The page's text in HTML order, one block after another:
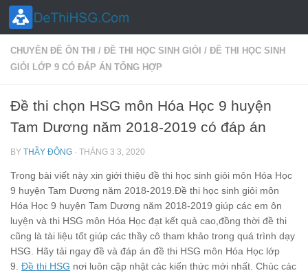
Skip to content
CHUYÊN ĐỀ ÔN THI / ĐỀ THI HỌC SINH GIỎI / ĐỀ THI HỌC SINH
GIỎI LỚP 9 CÓ ĐÁP ÁN TỔNG HỢP
Đề thi chọn HSG môn Hóa Học 9 huyện
Tam Dương năm 2018-2019 có đáp án
BY THẦY ĐÔNG · THÁNG 3 3, 2020
Trong bài viết này xin giới thiệu đề thi học sinh giỏi môn Hóa Học
9 huyện Tam Dương năm 2018-2019.Đề thi học sinh giỏi môn
Hóa Học 9 huyện Tam Dương năm 2018-2019 giúp các em ôn
luyện và thi HSG môn Hóa Học đạt kết quả cao,đồng thời đề thi
cũng là tài liệu tốt giúp các thầy cô tham khảo trong quá trình dạy
HSG. Hãy tải ngay đề và đáp án đề thi HSG môn Hóa Học lớp
9. Đề thi HSG nơi luôn cập nhật các kiến thức mới nhất. Chúc các